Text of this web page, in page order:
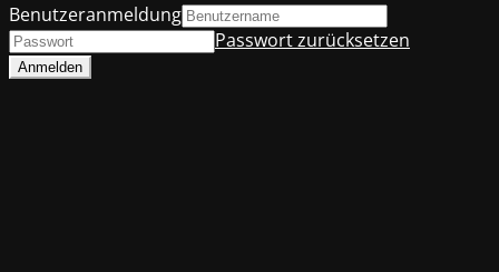
Benutzeranmeldung
Passwort zurücksetzen